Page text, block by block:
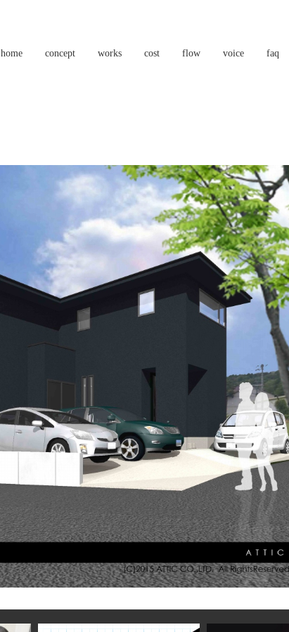
home concept works cost flow voice faq